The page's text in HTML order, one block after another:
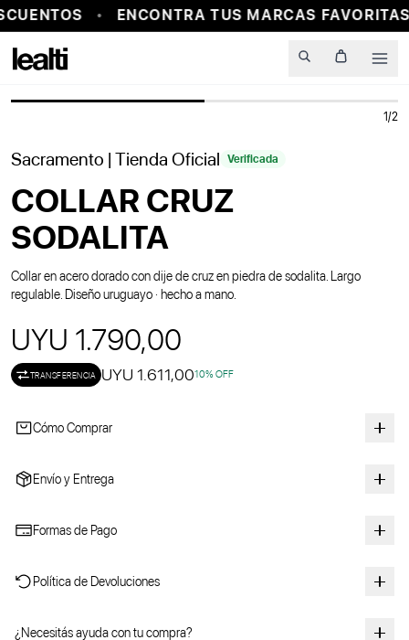
ENCONTRA TUS MARCAS
PROBADOR VIRTUAL
1/2
Sacramento | Tienda Oficial Verificada
COLLAR CRUZ
SODALITA
Collar en acero dorado con dije de cruz en piedra de sodalita. Largo
regulable. Diseño uruguayo · hecho a mano.
UYU 1.790,00
TRANSFERENCIA UYU 1.611,0010% OFF
Cómo Comprar
Envío y Entrega
Formas de Pago
Política de Devoluciones
¿Necesitás ayuda con tu compra?